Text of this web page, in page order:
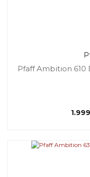
Pfaff Ambition 610